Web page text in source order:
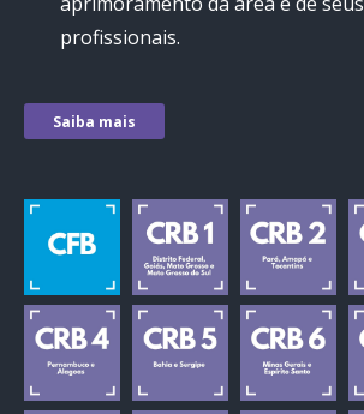
profissionais.
Saiba mais